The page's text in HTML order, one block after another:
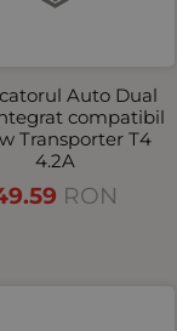
Auto Dual
compatibil
Transporter Т4
4.2A
RON